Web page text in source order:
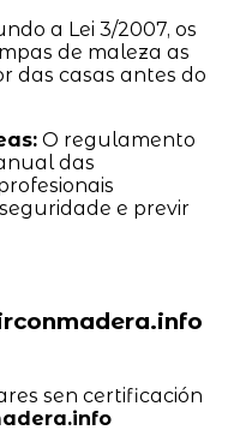
a Lei 3/2007, os
de maleza as
das casas antes do
O regulamento
das
e previr
sen certificación